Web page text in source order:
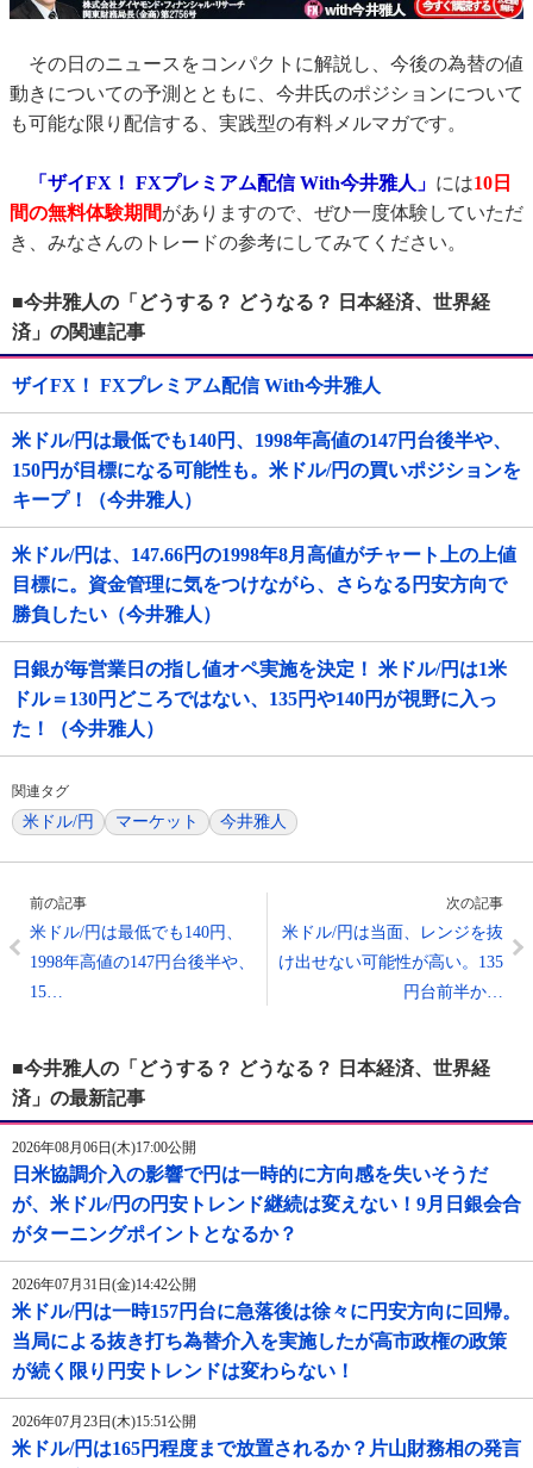
その日のニュースをコンパクトに解説し、今後の為替の値
動きについての予測とともに、今井氏のポジションについて
も可能な限り配信する、実践型の有料メルマガです。
「ザイFX！ FXプレミアム配信 With今井雅人」 には10日
間の無料体験期間がありますので、ぜひ一度体験していただ
き、みなさんのトレードの参考にしてみてください。
■今井雅人の「どうする？ どうなる？ 日本経済、世界経
済」の関連記事
ザイFX！ FXプレミアム配信 With今井雅人
米ドル/円は最低でも140円、1998年高値の147円台後半や、
150円が目標になる可能性も。米ドル/円の買いポジションを
キープ！（今井雅人）
米ドル/円は、147.66円の1998年8月高値がチャート上の上値
目標に。資金管理に気をつけながら、さらなる円安方向で
勝負したい（今井雅人）
日銀が毎営業日の指し値オペ実施を決定！ 米ドル/円は1米
ドル＝130円どころではない、135円や140円が視野に入っ
た！（今井雅人）
関連タグ
米ドル/円 マーケット 今井雅人
前の記事
米ドル/円は最低でも140円、
1998年高値の147円台後半や、
15…
次の記事
米ドル/円は当面、レンジを抜
け出せない可能性が高い。135
円台前半か…
■今井雅人の「どうする？ どうなる？ 日本経済、世界経
済」の最新記事
2026年08月06日(木)17:00公開
日米協調介入の影響で円は一時的に方向感を失いそうだ
が、米ドル/円の円安トレンド継続は変えない！9月日銀会合
がターニングポイントとなるか？
2026年07月31日(金)14:42公開
米ドル/円は一時157円台に急落後は徐々に円安方向に回帰。
当局による抜き打ち為替介入を実施したが高市政権の政策
が続く限り円安トレンドは変わらない！
2026年07月23日(木)15:51公開
米ドル/円は165円程度まで放置されるか？片山財務相の発言